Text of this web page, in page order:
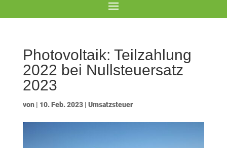
Photovoltaik: Teilzahlung
2022 bei Nullsteuersatz
2023
von | 10. Feb. 2023| Umsatzsteuer